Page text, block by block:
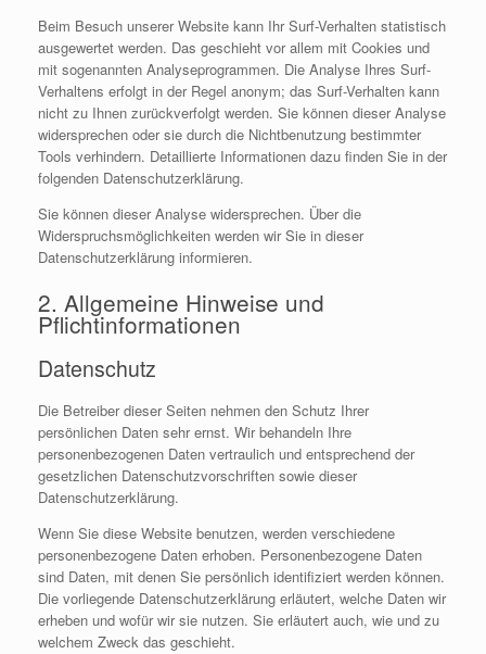
Beim Besuch unserer Website kann Ihr Surf-Verhalten statistisch
ausgewertet werden. Das geschieht vor allem mit Cookies und
mit sogenannten Analyseprogrammen. Die Analyse Ihres Surf-
Verhaltens erfolgt in der Regel anonym; das Surf-Verhalten kann
nicht zu Ihnen zurückverfolgt werden. Sie können dieser Analyse
widersprechen oder sie durch die Nichtbenutzung bestimmter
Tools verhindern. Detaillierte Informationen dazu finden Sie in der
folgenden Datenschutzerklärung.
Sie können dieser Analyse widersprechen. Über die
Widerspruchsmöglichkeiten werden wir Sie in dieser
Datenschutzerklärung informieren.
2. Allgemeine Hinweise und
Pflichtinformationen
Datenschutz
Die Betreiber dieser Seiten nehmen den Schutz Ihrer
persönlichen Daten sehr ernst. Wir behandeln Ihre
personenbezogenen Daten vertraulich und entsprechend der
gesetzlichen Datenschutzvorschriften sowie dieser
Datenschutzerklärung.
Wenn Sie diese Website benutzen, werden verschiedene
personenbezogene Daten erhoben. Personenbezogene Daten
sind Daten, mit denen Sie persönlich identifiziert werden können.
Die vorliegende Datenschutzerklärung erläutert, welche Daten wir
erheben und wofür wir sie nutzen. Sie erläutert auch, wie und zu
welchem Zweck das geschieht.